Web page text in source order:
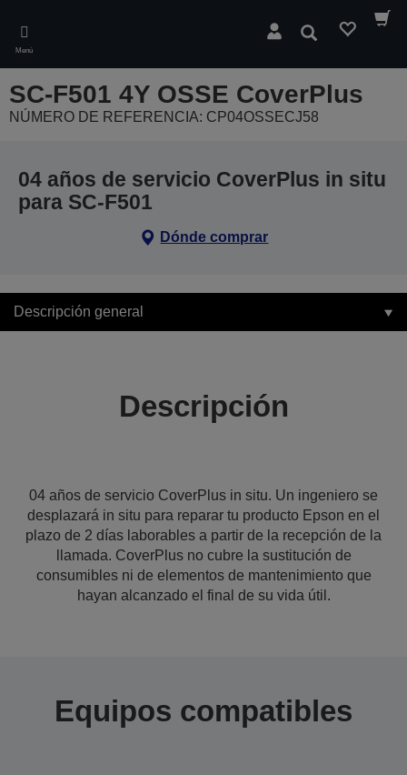
main
content
Menú
Buscar
SC-F501 4Y OSSE CoverPlus
NÚMERO DE REFERENCIA: CP04OSSECJ58
04 años de servicio CoverPlus in situ
para SC-F501
Dónde comprar
Descripción general
Descripción
04 años de servicio CoverPlus in situ. Un ingeniero se
desplazará in situ para reparar tu producto Epson en el
plazo de 2 días laborables a partir de la recepción de la
llamada. CoverPlus no cubre la sustitución de
consumibles ni de elementos de mantenimiento que
hayan alcanzado el final de su vida útil.
Equipos compatibles